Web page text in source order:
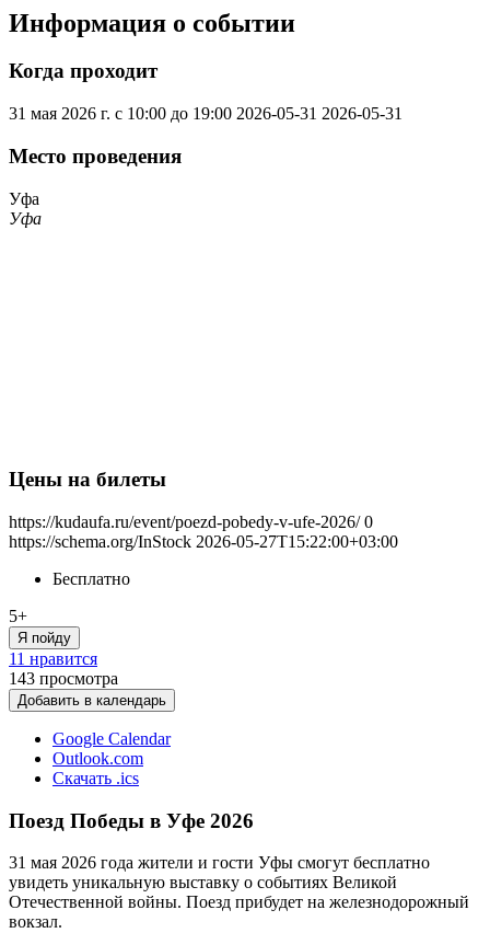
Информация о событии
Когда проходит
31 мая 2026 г. с 10:00 до 19:00 2026-05-31 2026-05-31
Место проведения
Уфа
Уфа
Цены на билеты
https://kudaufa.ru/event/poezd-pobedy-v-ufe-2026/ 0
https://schema.org/InStock 2026-05-27T15:22:00+03:00
Бесплатно
5+
Я пойду
11 нравится
143 просмотра
Добавить в календарь
Google Calendar
Outlook.com
Скачать .ics
Поезд Победы в Уфе 2026
31 мая 2026 года жители и гости Уфы смогут бесплатно
увидеть уникальную выставку о событиях Великой
Отечественной войны. Поезд прибудет на железнодорожный
вокзал.